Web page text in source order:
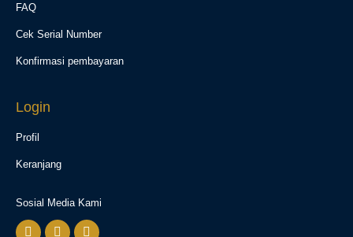
FAQ
Cek Serial Number
Konfirmasi pembayaran
Login
Profil
Keranjang
Sosial Media Kami